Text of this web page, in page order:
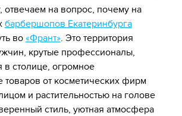
отвечаем на вопрос, почему на
барбершопов Екатеринбурга
во «Франт». Это территория
крутые профессионалы,
столице, огромное
товаров от косметических фирм
и растительностью на голове
стиль, уютная атмосфера